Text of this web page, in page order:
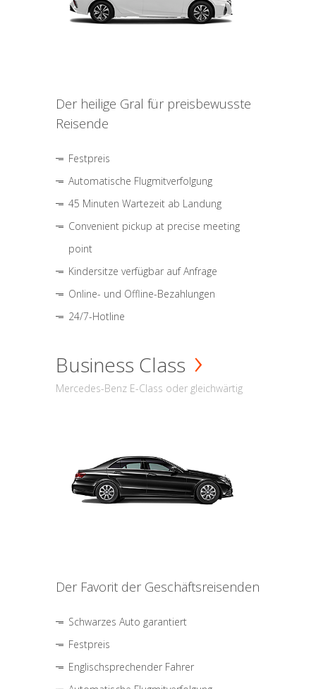
Der heilige Gral für preisbewusste
Reisende
Festpreis
Automatische Flugmitverfolgung
45 Minuten Wartezeit ab Landung
Convenient pickup at precise meeting
point
Kindersitze verfügbar auf Anfrage
Online- und Offline-Bezahlungen
24/7-Hotline
Business Class
Mercedes-Benz E-Class oder gleichwärtig
Der Favorit der Geschäftsreisenden
Schwarzes Auto garantiert
Festpreis
Englischsprechender Fahrer